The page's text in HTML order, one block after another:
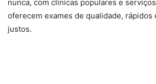
nunca, com clínicas populares e
oferecem exames de qualidade, rápidos
justos.